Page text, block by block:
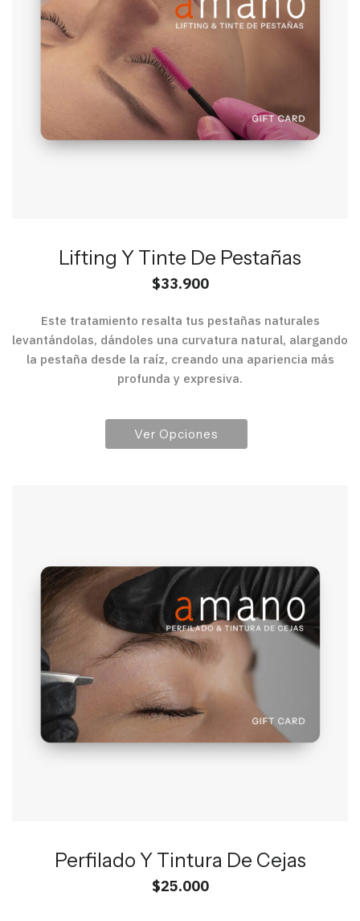
Lifting Y Tinte De Pestañas
$33.900
Este tratamiento resalta tus pestañas naturales
levantándolas, dándoles una curvatura natural, alargando
la pestaña desde la raíz, creando una apariencia más
profunda y expresiva.
Ver Opciones
Perfilado Y Tintura De Cejas
$25.000